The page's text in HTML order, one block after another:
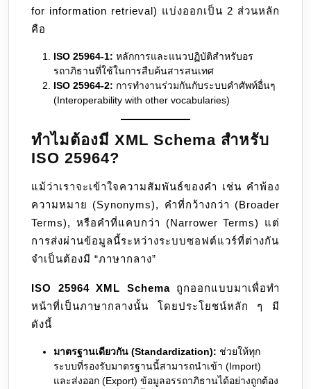
for information retrieval) แบ่งออกเป็น 2 ส่วนหลัก
คือ
ISO 25964-1: หลักการและแนวปฏิบัติสำหรับอร
รถาภิธานที่ใช้ในการสืบค้นสารสนเทศ
ISO 25964-2: การทำงานร่วมกันกับระบบคำศัพท์อื่นๆ
(Interoperability with other vocabularies)
ทำไมต้องมี XML Schema สำหรับ
ISO 25964?
แม้ว่าเราจะเข้าใจความสัมพันธ์ของคำ เช่น คำพ้อง
ความหมาย (Synonyms), คำที่กว้างกว่า (Broader
Terms), หรือคำที่แคบกว่า (Narrower Terms) แต่
การส่งผ่านข้อมูลนี้ระหว่างระบบซอฟต์แวร์ที่ต่างกัน
จำเป็นต้องมี “ภาษากลาง”
ISO 25964 XML Schemaถูกออกแบบมาเพื่อทำ
หน้าที่เป็นภาษากลางนั้น โดยประโยชน์หลัก ๆ มี
ดังนี้
มาตรฐานเดียวกัน (Standardization): ช่วยให้ทุก
ระบบที่รองรับมาตรฐานนี้สามารถนำเข้า (Import)
และส่งออก (Export) ข้อมูลอรรถาภิธานได้อย่างถูกต้อง